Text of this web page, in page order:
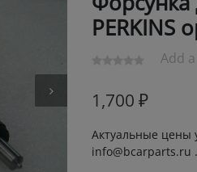
PERKINS
Add
1,700 ₽
Актуальные цены
info@bcarparts.ru .